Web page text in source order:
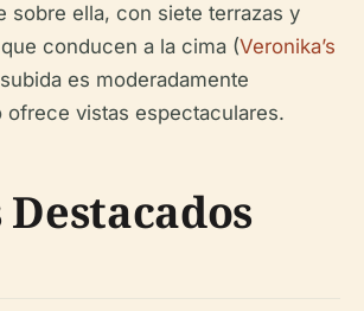
sobre ella, con siete terrazas y
conducen a la cima (Veronika’s
es moderadamente
ofrece vistas espectaculares.